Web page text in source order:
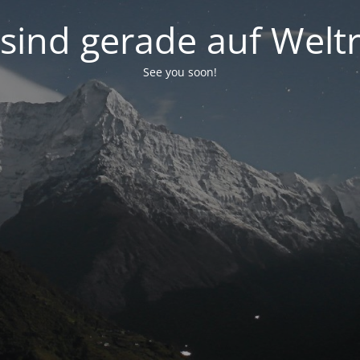
gerade auf
See you soon!